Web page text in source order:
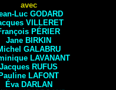
avec
Luc GODARD
VILLERET
PÉRIER
Jane BIRKIN
GALABRU
LAVANANT
Jacques RUFUS
Pauline LAFONT
Éva DARLAN